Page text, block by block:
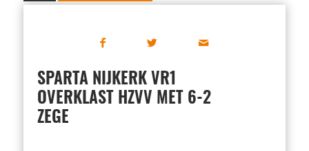
SPARTA NIJKERK VR1
OVERKLAST HZVV MET 6-2
ZEGE